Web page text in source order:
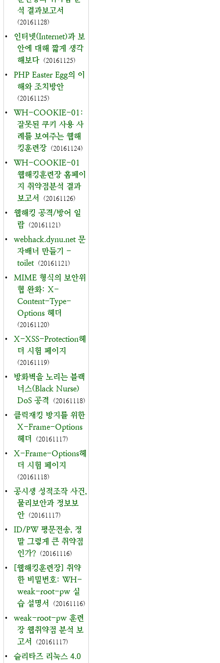
석 결과보고서
(20161128)
•
인터넷(Internet)과 보
안에 대해 짧게 생각
해보다 (20161125)
•
PHP Easter Egg의 이
해와 조치방안
(20161125)
•
WH-COOKIE-01:
잘못된 쿠키 사용 사
례를 보여주는 웹해
킹훈련장 (20161124)
•
WH-COOKIE-01
웹해킹훈련장 홈페이
지 취약점분석 결과
보고서
(20161126)
•
웹해킹 공격/방어 일
람 (20161121)
•
webhack.dynu.net 문
자배너 만들기 -
toilet (20161121)
•
MIME 형식의 보안위
협 완화: X-
Content-Type-
Options 헤더
(20161120)
•
X-XSS-Protection헤
더 시험 페이지
(20161119)
•
방화벽을 노리는 블랙
너스(Black Nurse)
DoS 공격
(20161118)
•
클릭재킹 방지를 위한
X-Frame-Options
헤더
(20161117)
•
X-Frame-Options헤
더 시험 페이지
(20161118)
•
공시생 성적조작 사건,
물리보안과 정보보
안 (20161117)
•
ID/PW 평문전송, 정
말 그렇게 큰 취약점
인가? (20161116)
•
[웹해킹훈련장] 취약
한 비밀번호: WH-
weak-root-pw 실
습 설명서
(20161116)
•
weak-root-pw 훈련
장 웹취약점 분석 보
고서
(20161117)
•
슬리타즈 리눅스 4.0